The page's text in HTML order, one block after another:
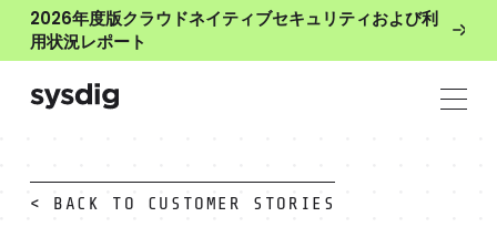
2026年度版クラウドネイティブセキュリティおよび利
用状況レポート
< BACK TO CUSTOMER STORIES